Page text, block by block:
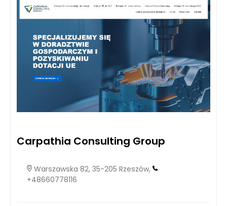
Carpathia Consulting Group
Warszawska 82, 35-205 Rzeszów,
+48660778116